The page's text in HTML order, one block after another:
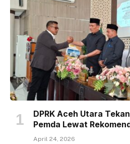
DPRK Aceh Utara
Pemda Lewat
April 24, 2026